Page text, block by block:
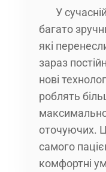
У сучасній
багато
які
зараз
нові
роблять
оточуючих.
самого
комфортні